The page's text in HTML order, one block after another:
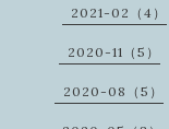
2021-02（4）
2020-11（5）
2020-08（5）